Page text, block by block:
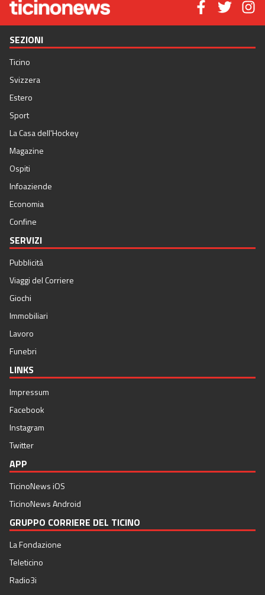
SEZIONI
Ticino
Svizzera
Estero
Sport
La Casa dell'Hockey
Magazine
Ospiti
Infoaziende
Economia
Confine
SERVIZI
Pubblicità
Viaggi del Corriere
Giochi
Immobiliari
Lavoro
Funebri
LINKS
Impressum
Facebook
Instagram
Twitter
APP
TicinoNews iOS
TicinoNews Android
GRUPPO CORRIERE DEL TICINO
La Fondazione
Teleticino
Radio3i